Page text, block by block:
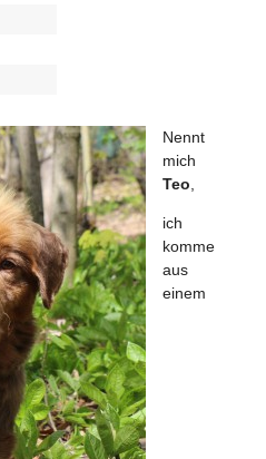
Nennt
mich
Teo
ich
komme
aus
einem